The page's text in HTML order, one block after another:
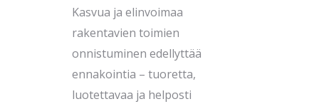
Kasvua ja elinvoimaa
rakentavien toimien
onnistuminen edellyttää
ennakointia – tuoretta,
luotettavaa ja helposti